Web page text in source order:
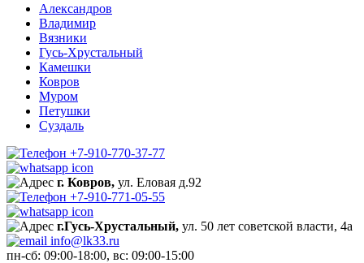
Александров
Владимир
Вязники
Гусь-Хрустальный
Камешки
Ковров
Муром
Петушки
Суздаль
+7-910-770-37-77
г. Ковров, ул. Еловая д.92
+7-910-771-05-55
г.Гусь-Хрустальный, ул. 50 лет советской власти, 4а
info@lk33.ru
пн-сб: 09:00-18:00, вс: 09:00-15:00